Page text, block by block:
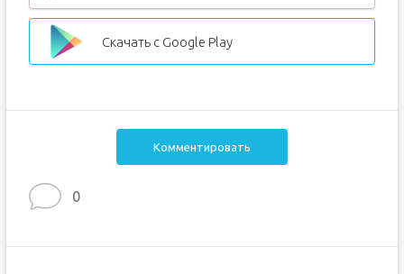
Скачать с Google Play
Комментировать
0